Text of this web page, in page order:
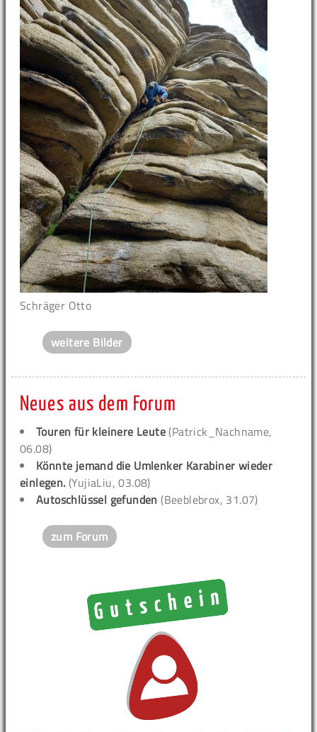
Schräger Otto
weitere Bilder
Neues aus dem Forum
Touren für kleinere Leute (Patrick_Nachname,
06.08)
Könnte jemand die Umlenker Karabiner wieder
einlegen. (YujiaLiu, 03.08)
Autoschlüssel gefunden (Beeblebrox, 31.07)
zum Forum